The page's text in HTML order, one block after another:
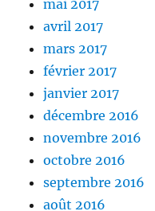
mai 2017
avril 2017
mars 2017
février 2017
janvier 2017
décembre 2016
novembre 2016
octobre 2016
septembre 2016
août 2016